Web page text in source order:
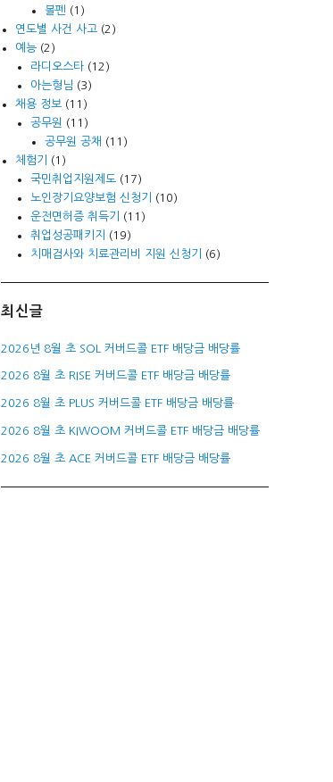
볼펜 (1)
연도별 사건 사고 (2)
예능 (2)
라디오스타(12)
아는형님 (3)
채용 정보 (11)
공무원
(11)
공무원 공채 (11)
체험기
(1)
국민취업지원제도(17)
노인장기요양보험 신청기
(10)
운전면허증 취득기
(11)
취업성공패키지
(19)
치매검사와 치료관리비 지원 신청기
(6)
최신글
2026년 8월 초 SOL 커버드콜 ETF 배당금 배당률
2026 8월 초 RISE 커버드콜 ETF 배당금 배당률
2026 8월 초 PLUS 커버드콜 ETF 배당금 배당률
2026 8월 초 KIWOOM 커버드콜 ETF 배당금 배당률
2026 8월 초 ACE 커버드콜 ETF 배당금 배당률